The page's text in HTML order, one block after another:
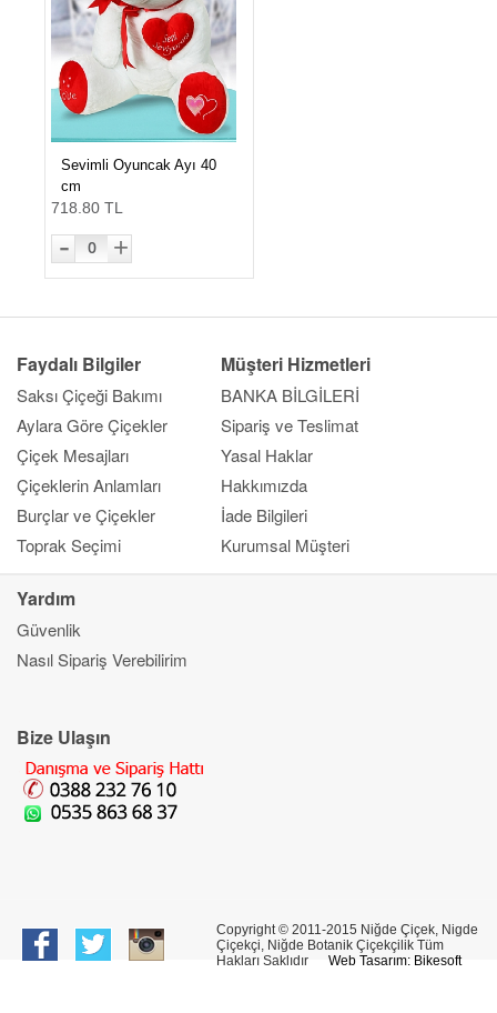
Sevimli Oyuncak Ayı 40
cm
718.80 TL
- 0 +
Faydalı Bilgiler
Saksı Çiçeği Bakımı
Aylara Göre Çiçekler
Çiçek Mesajları
Çiçeklerin Anlamları
Burçlar ve Çiçekler
Toprak Seçimi
Müşteri Hizmetleri
BANKA BİLGİLERİ
Sipariş ve Teslimat
Yasal Haklar
Hakkımızda
İade Bilgileri
Kurumsal Müşteri
Yardım
Güvenlik
Nasıl Sipariş Verebilirim
Bize Ulaşın
Copyright © 2011-2015 Niğde Çiçek, Nigde
Çiçekçi, Niğde Botanik Çiçekçilik Tüm
Hakları Saklıdır Web Tasarım: Bikesoft
Kapat
Ana Sayfa
Banka Bilgileri
Bilgi Merkezi
İletşim